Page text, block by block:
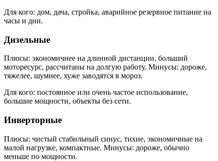
Для кого: дом, дача, стройка, аварийное резервное питание на
часы и дни.
Дизельные
Плюсы: экономичнее на длинной дистанции, больший
моторесурс, рассчитаны на долгую работу. Минусы: дороже,
тяжелее, шумнее, хуже заводятся в мороз.
Для кого: постоянное или очень частое использование,
большие мощности, объекты без сети.
Инверторные
Плюсы: чистый стабильный синус, тихие, экономичные на
малой нагрузке, компактные. Минусы: дороже, обычно
меньше по мощности.